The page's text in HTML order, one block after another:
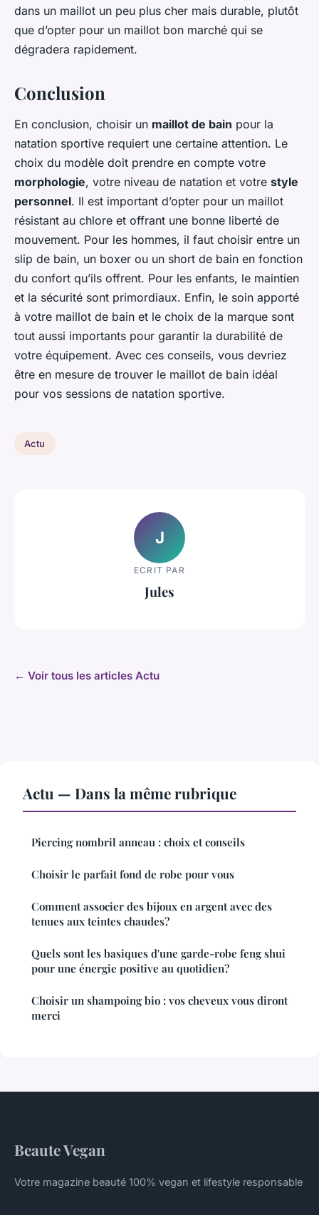
dans un maillot un peu plus cher mais durable, plutôt
que d’opter pour un maillot bon marché qui se
dégradera rapidement.
Conclusion
En conclusion, choisir un maillot de bain pour la
natation sportive requiert une certaine attention. Le
choix du modèle doit prendre en compte votre
morphologie, votre niveau de natation et votre style
personnel. Il est important d’opter pour un maillot
résistant au chlore et offrant une bonne liberté de
mouvement. Pour les hommes, il faut choisir entre un
slip de bain, un boxer ou un short de bain en fonction
du confort qu’ils offrent. Pour les enfants, le maintien
et la sécurité sont primordiaux. Enfin, le soin apporté
à votre maillot de bain et le choix de la marque sont
tout aussi importants pour garantir la durabilité de
votre équipement. Avec ces conseils, vous devriez
être en mesure de trouver le maillot de bain idéal
pour vos sessions de natation sportive.
Actu
J
ECRIT PAR
Jules
← Voir tous les articles Actu
Actu — Dans la même rubrique
Piercing nombril anneau : choix et conseils
Choisir le parfait fond de robe pour vous
Comment associer des bijoux en argent avec des
tenues aux teintes chaudes?
Quels sont les basiques d'une garde-robe feng shui
pour une énergie positive au quotidien?
Choisir un shampoing bio : vos cheveux vous diront
merci
Beaute Vegan
Votre magazine beauté 100% vegan et lifestyle responsable